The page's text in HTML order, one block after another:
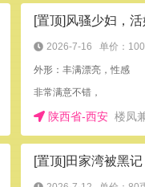
2026-7-16 单价：
外形：丰满漂亮，性感
非常满意不错，
陕西省-西安 楼凤